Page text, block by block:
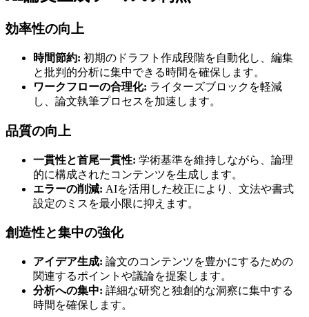
効率性の向上
時間節約: 初期のドラフト作成段階を自動化し、編集
と批判的分析に集中できる時間を確保します。
ワークフローの合理化: ライターズブロックを軽減
し、論文執筆プロセスを加速します。
品質の向上
一貫性と首尾一貫性: 学術基準を維持しながら、論理
的に構成されたコンテンツを生成します。
エラーの削減: AIを活用した校正により、文法や書式
設定のミスを最小限に抑えます。
創造性と集中の強化
アイデア生成: 論文のコンテンツを豊かにするための
関連するポイントや議論を提案します。
分析への集中: 詳細な研究と独創的な洞察に集中する
時間を確保します。